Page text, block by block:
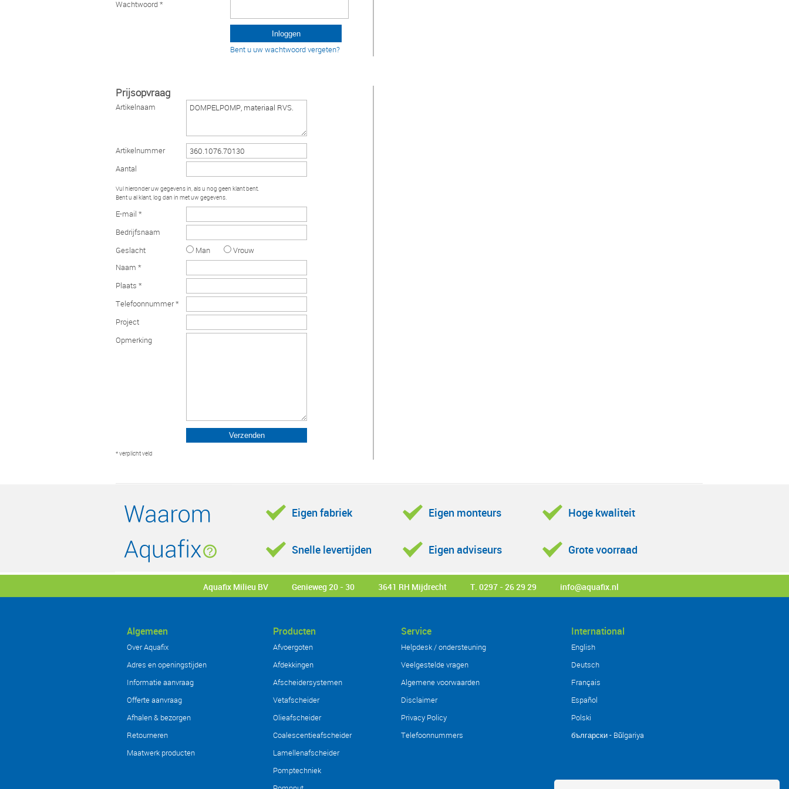
Wachtwoord *
Bent u uw wachtwoord vergeten?
Prijsopvraag
Artikelnaam
Artikelnummer
Aantal
Vul hieronder uw gegevens in, als u nog geen klant bent.
Bent u al klant, log dan in met uw gegevens.
E-mail *
Bedrijfsnaam
Geslacht
Man
Vrouw
Naam *
Plaats *
Telefoonnummer *
Project
Opmerking
* verplicht veld
Eigen fabriek Eigen monteurs Hoge kwaliteit
Snelle levertijden Eigen adviseurs Grote voorraad
Aquafix Milieu BV Genieweg 20 - 30 3641 RH Mijdrecht T. 0297 - 26 29 29 info@aquafix.nl
Algemeen
Over Aquafix
Adres en openingstijden
Informatie aanvraag
Offerte aanvraag
Afhalen & bezorgen
Retourneren
Maatwerk producten
Producten
Afvoergoten
Afdekkingen
Afscheidersystemen
Vetafscheider
Olieafscheider
Coalescentieafscheider
Lamellenafscheider
Pomptechniek
Service
Helpdesk / ondersteuning
Veelgestelde vragen
Algemene voorwaarden
Disclaimer
Privacy Policy
Telefoonnummers
International
English
Deutsch
Français
Español
Polski
български - Bŭlgariya